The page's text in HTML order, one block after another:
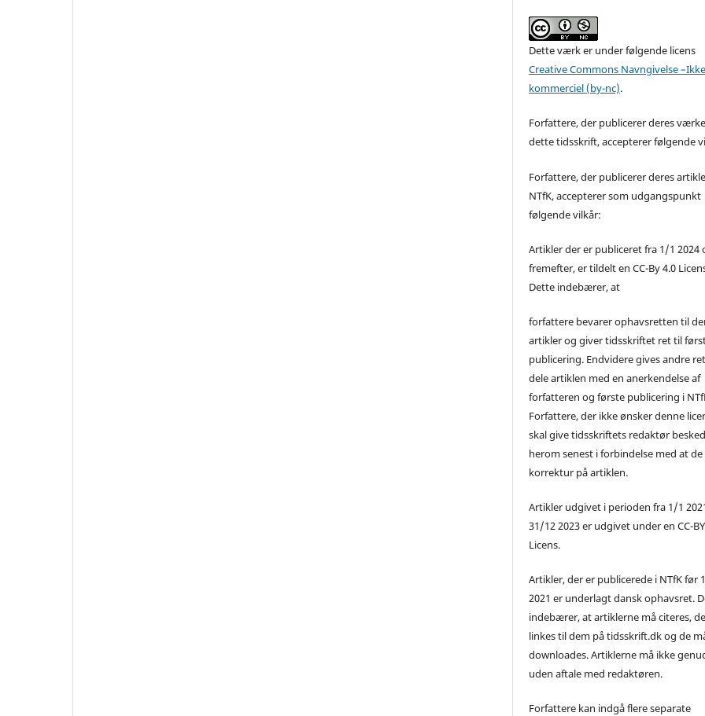
Dette værk er under følgende licens
Creative Commons Navngivelse
kommerciel (by-nc).
Forfattere, der publicerer deres
dette tidsskrift, accepterer følgende
Forfattere, der publicerer deres
NTfK, accepterer som udgangspunkt
følgende vilkår:
Artikler der er publiceret fra 1/1 2024
fremefter, er tildelt en CC-By 4.0
Dette indebærer, at
forfattere bevarer ophavsretten til
artikler og giver tidsskriftet ret til
publicering. Endvidere gives andre
dele artiklen med en anerkendelse af
forfatteren og første publicering i
Forfattere, der ikke ønsker denne
skal give tidsskriftets redaktør besked
herom senest i forbindelse med at
korrektur på artiklen.
Artikler udgivet i perioden fra 1/1
31/12 2023 er udgivet under en CC-
Licens.
Artikler, der er publicerede i NTfK før
2021 er underlagt dansk ophavsret.
indebærer, at artiklerne må citeres,
linkes til dem på tidsskrift.dk og de
downloades. Artiklerne må ikke
uden aftale med redaktøren.
Forfattere kan indgå flere separate